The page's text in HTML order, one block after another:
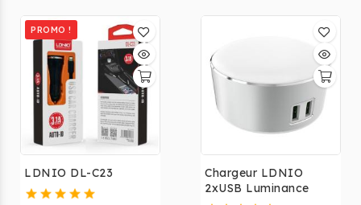
PROMO !
LDNIO DL-C23
Chargeur LDNIO
2xUSB Luminance